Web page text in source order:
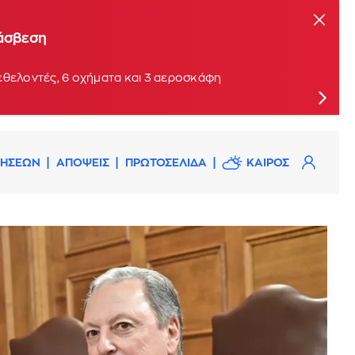
6 οχήματα και 3 αεροσκάφη
ΑΠΟΨΕΙΣ ΠΡΩΤΟΣΕΛΙΔΑ ΚΑΙΡΟΣ